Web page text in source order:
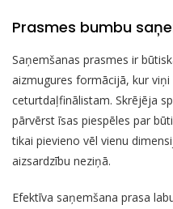
Prasmes bumbu
Saņemšanas prasmes ir
aizmugures formācijā, kur viņi
ceturtdaļfinālistam. Skrējēja
pārvērst īsas piespēles par
tikai pievieno vēl vienu
aizsardzību neziņā.
Efektīva saņemšana prasa